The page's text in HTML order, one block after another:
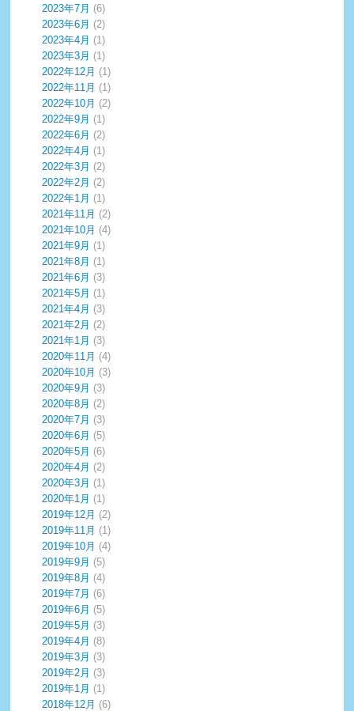
2023年7月 (6)
2023年6月 (2)
2023年4月 (1)
2023年3月 (1)
2022年12月 (1)
2022年11月 (1)
2022年10月 (2)
2022年9月 (1)
2022年6月 (2)
2022年4月 (1)
2022年3月 (2)
2022年2月 (2)
2022年1月 (1)
2021年11月 (2)
2021年10月 (4)
2021年9月 (1)
2021年8月 (1)
2021年6月 (3)
2021年5月 (1)
2021年4月 (3)
2021年2月 (2)
2021年1月 (3)
2020年11月 (4)
2020年10月 (3)
2020年9月 (3)
2020年8月 (2)
2020年7月 (3)
2020年6月 (5)
2020年5月 (6)
2020年4月 (2)
2020年3月 (1)
2020年1月 (1)
2019年12月 (2)
2019年11月 (1)
2019年10月 (4)
2019年9月 (5)
2019年8月 (4)
2019年7月 (6)
2019年6月 (5)
2019年5月 (3)
2019年4月 (8)
2019年3月 (3)
2019年2月 (3)
2019年1月 (1)
2018年12月 (6)